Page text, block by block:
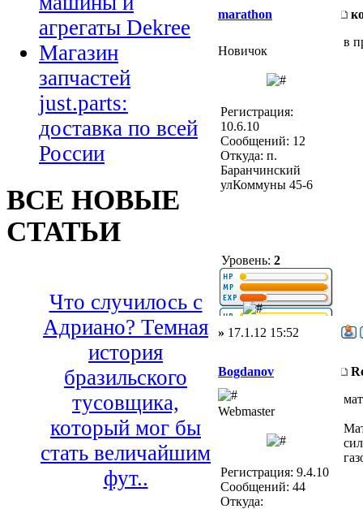
агрегаты Dekree
Магазин
запчастей
just.parts:
доставка по всей
России
ВСЕ НОВЫЕ
СТАТЬИ
Что случилось с
Адриано? Темная
история
бразильского
тусовщика,
который мог бы
стать величайшим
фут..
marathon
Новичок
Регистрация:
10.6.10
Сообщений: 12
Откуда: п.
Баранчинский
улКоммуны 45-6
Уровень: 2
в
» 17.1.12 15:52
Bogdanov
Webmaster
Регистрация: 9.4.10
Сообщений: 44
Откуда: